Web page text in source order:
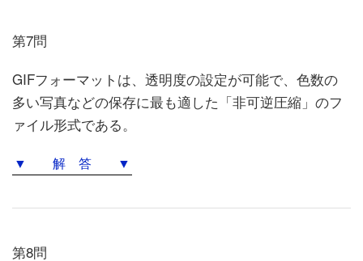
第7問
GIFフォーマットは、透明度の設定が可能で、色数の
多い写真などの保存に最も適した「非可逆圧縮」のフ
ァイル形式である。
▼ 解 答 ▼
第8問